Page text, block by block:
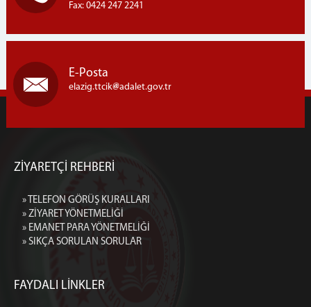
Fax: 0424 247 2241
E-Posta
elazig.ttcik adalet.gov.tr
ZİYARETÇİ REHBERİ
» TELEFON GÖRÜŞ KURALLARI
» ZİYARET YÖNETMELİĞİ
» EMANET PARA YÖNETMELİĞİ
» SIKÇA SORULAN SORULAR
FAYDALI LİNKLER